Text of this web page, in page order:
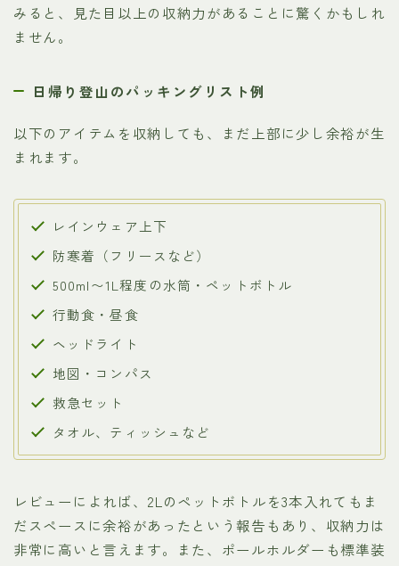
みると、見た目以上の収納力があることに驚くかもしれ
ません。
日帰り登山のパッキングリスト例
以下のアイテムを収納しても、まだ上部に少し余裕が生
まれます。
レインウェア上下
防寒着（フリースなど）
500ml〜1L程度の水筒・ペットボトル
行動食・昼食
ヘッドライト
地図・コンパス
救急セット
タオル、ティッシュなど
レビューによれば、2Lのペットボトルを3本入れてもま
だスペースに余裕があったという報告もあり、収納力は
非常に高いと言えます。また、ポールホルダーも標準装